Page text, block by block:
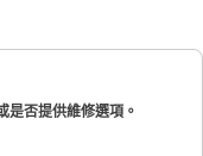
是否提供維修選項。